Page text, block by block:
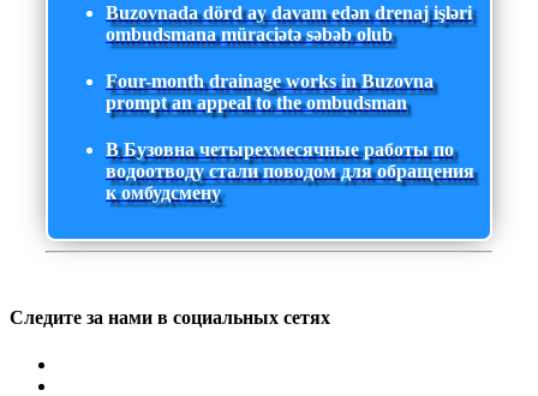
Buzovnada dörd ay davam edən drenaj işləri
ombudsmana müraciətə səbəb olub
Four-month drainage works in Buzovna
prompt an appeal to the ombudsman
В Бузовна четырехмесячные работы по
водоотводу стали поводом для обращения
к омбудсмену
Следите за нами в социальных сетях